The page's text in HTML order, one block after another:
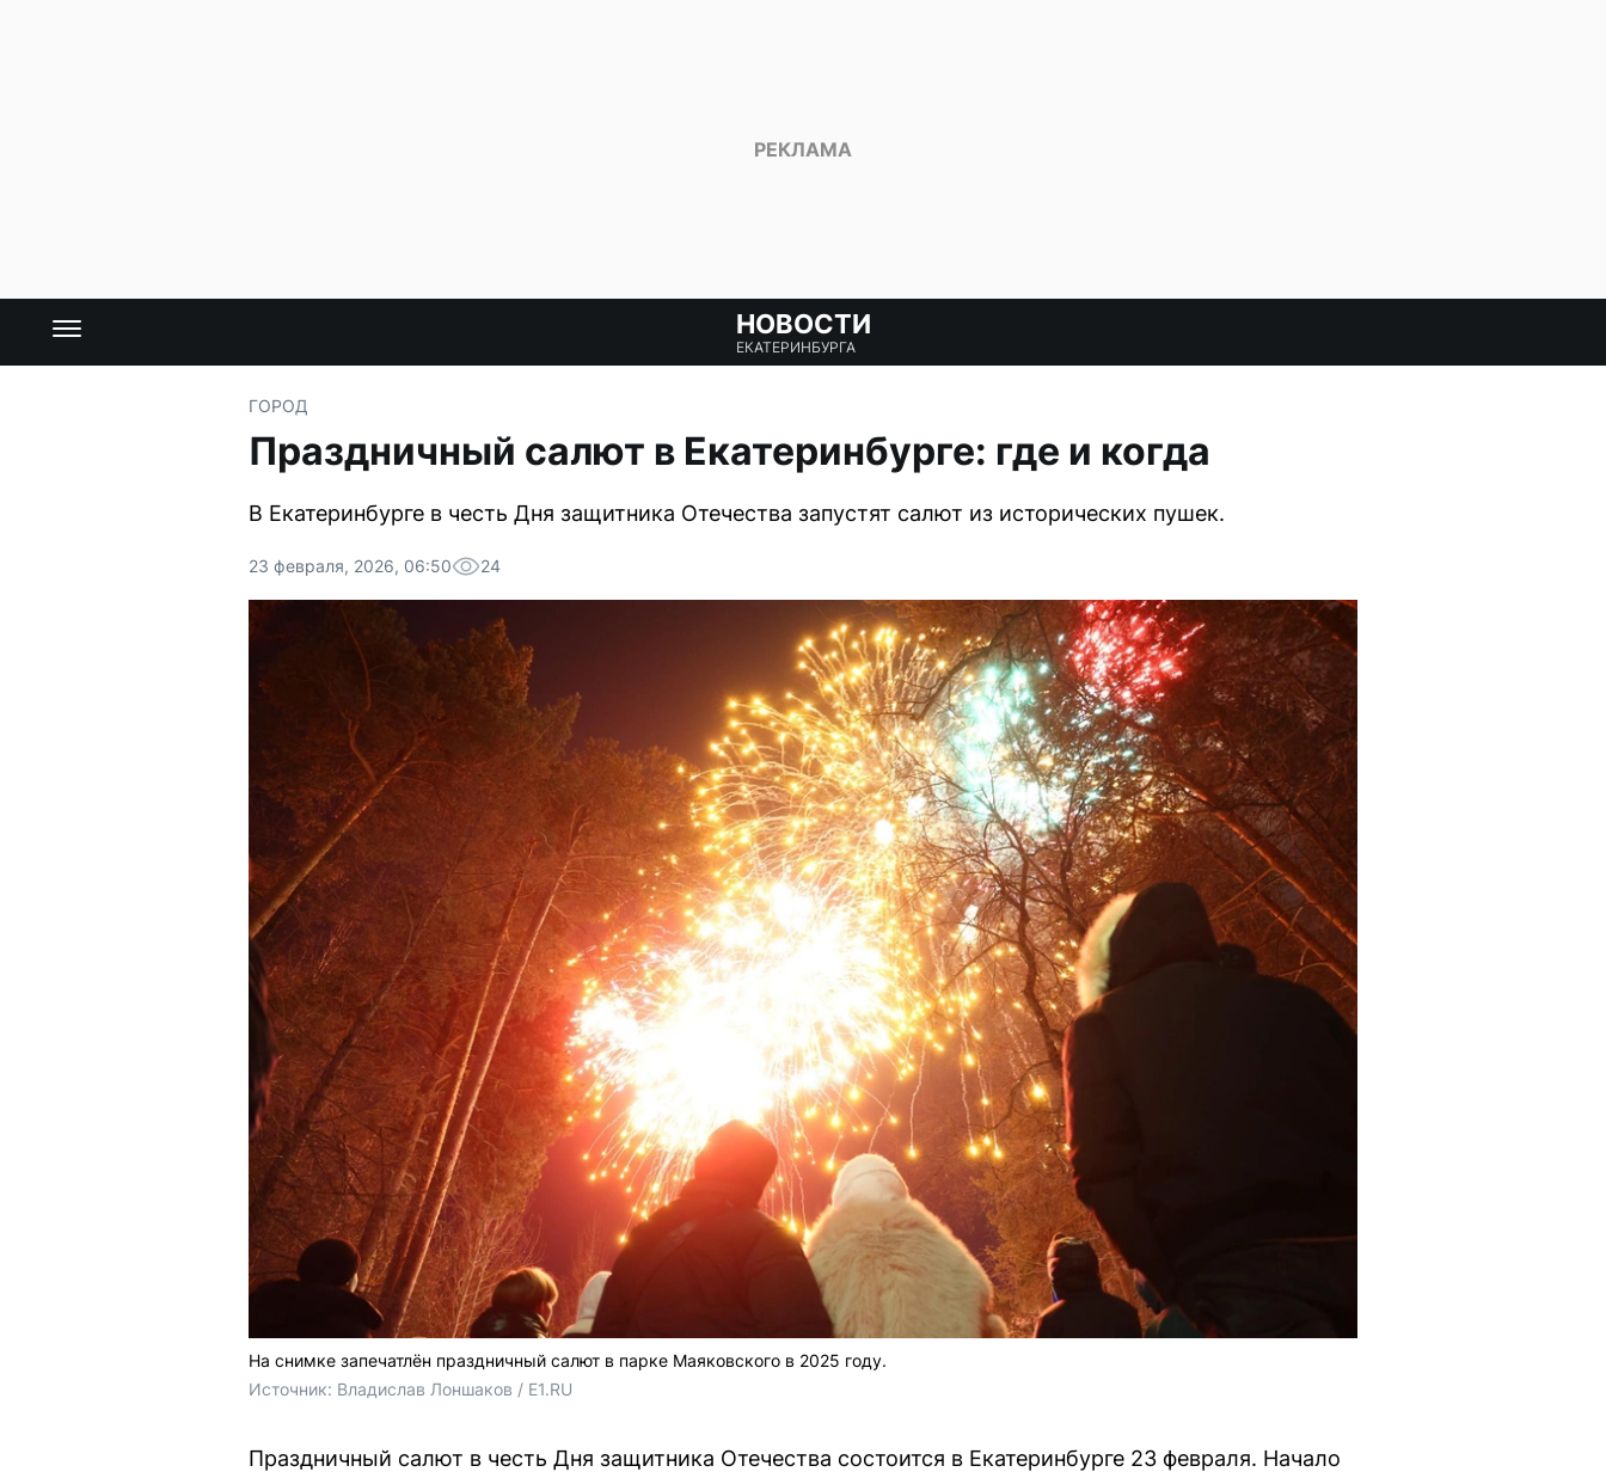
НОВОСТИ
ЕКАТЕРИНБУРГА
ГОРОД
Праздничный салют в Екатеринбурге: где и когда
В Екатеринбурге в честь Дня защитника Отечества запустят салют из исторических пушек.
23 февраля, 2026, 06:50 24
На снимке запечатлён праздничный салют в парке Маяковского в 2025 году.
Источник: Владислав Лоншаков / E1.RU
Праздничный салют в честь Дня защитника Отечества состоится в Екатеринбурге 23 февраля. Начало